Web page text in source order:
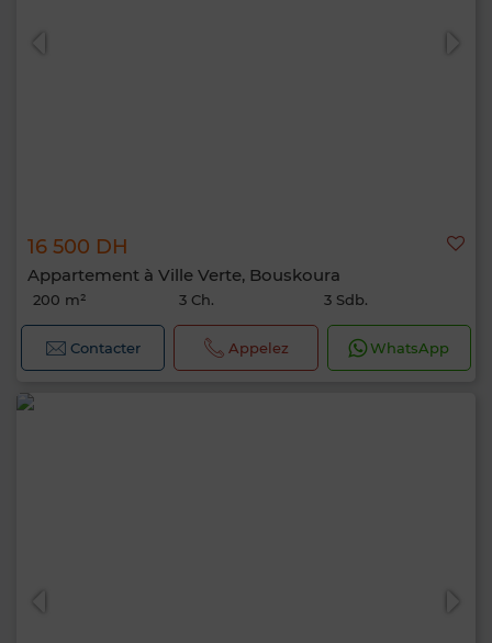
16 500 DH
Appartement à Ville Verte, Bouskoura
200 m² 3 Ch. 3 Sdb.
Contacter Appelez WhatsApp